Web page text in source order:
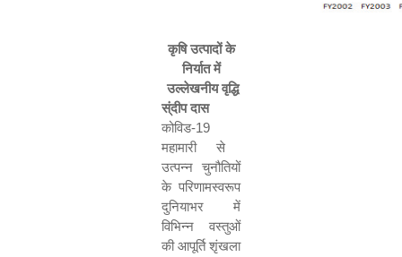
कृषि उत्पादों के
निर्यात में
उल्लेखनीय वृद्धि
स्ंदीप दास
कोविड-19
महामारी से
उत्पन्न चुनौतियों
के परिणामस्वरूप
दुनियाभर में
विभिन्न वस्तुओं
की आपूर्ति शृंखला